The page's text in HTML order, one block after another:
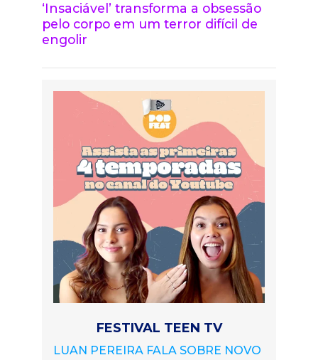
‘Insaciável’ transforma a obsessão
pelo corpo em um terror difícil de
engolir
FESTIVAL TEEN TV
LUAN PEREIRA FALA SOBRE NOVO